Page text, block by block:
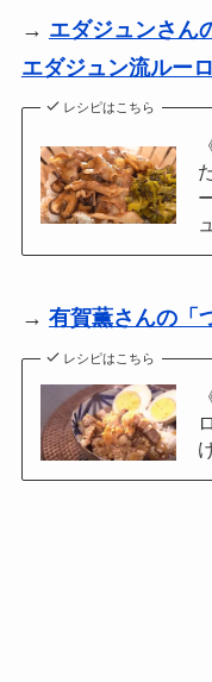
→ エダジュンさん
エダジュン流ルー
レシピはこちら
→ 有賀薫さんの「
レシピはこちら